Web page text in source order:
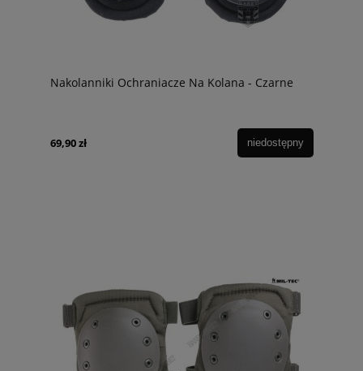
Nakolanniki Ochraniacze Na Kolana - Czarne
69,90 zł niedostępny